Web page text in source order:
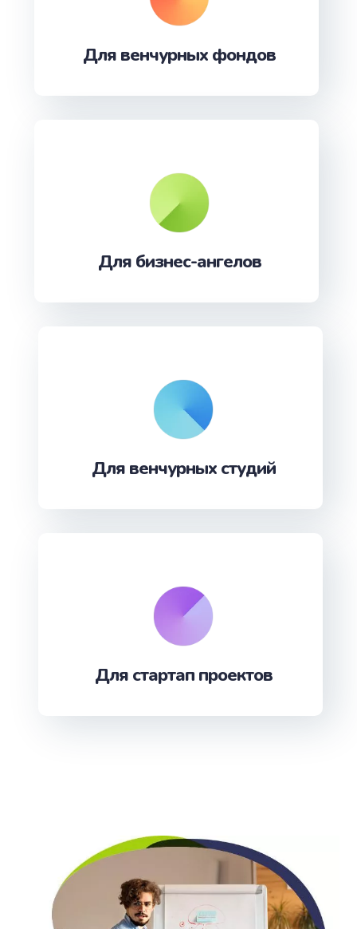
Для венчурных фондов
Для бизнес-ангелов
Для венчурных студий
Для стартап проектов